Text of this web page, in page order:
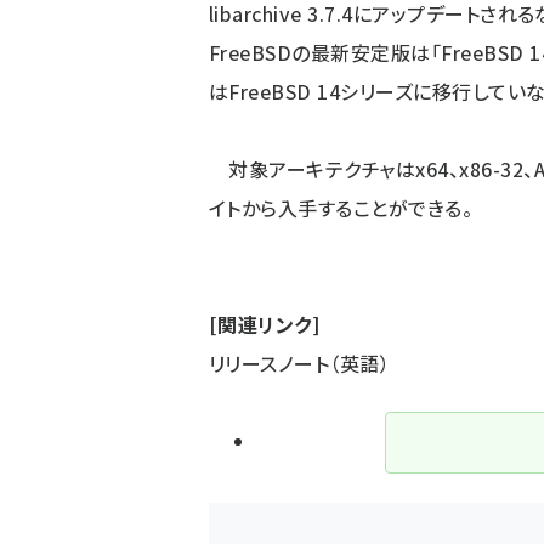
libarchive 3.7.4にアップデートされる
FreeBSDの最新安定版は「FreeBSD
はFreeBSD 14シリーズに移行してい
対象アーキテクチャはx64、x86-32、
イトから入手することができる。
[関連リンク]
リリースノート（英語）